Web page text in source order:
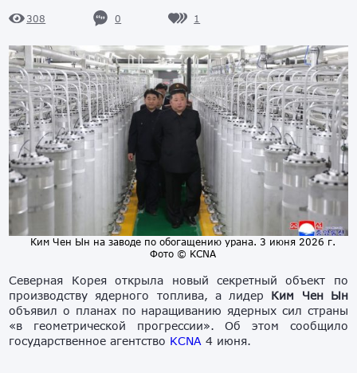
308 0 1
Ким Чен Ын на заводе по обогащению урана. 3 июня 2026 г.
Фото © KCNA
Северная Корея открыла новый секретный объект по
производству ядерного топлива, а лидер Ким Чен Ын
объявил о планах по наращиванию ядерных сил страны
«в геометрической прогрессии». Об этом сообщило
государственное агентство KCNA 4 июня.